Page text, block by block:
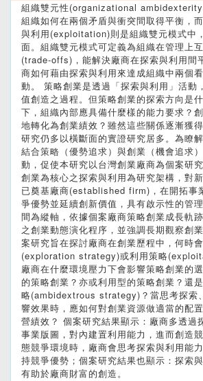
組織雙元性(organizational
組織如何在兩個矛盾與衝突間取得平衡，
與利用(exploitation)則是組織雙元模式中
面。組織雙元模式可定義為組織在管理上
(trade-offs)，能解決廠商在探索與利用間
商如何藉由探索與利用來達成組織中兩個
動。 策略創業是透過「探索與利用」活動
值創造之過程。但策略創業的探索方向是
下，組織內部應具備什麼樣的能力要求？
地轉化為創業績效？雖然這些關係逐漸獲
研究仍多以橫斷面的實證研究居多。為瞭
結合策略（優勢追求）與創業（機會追求
動，促使本研究以台灣創業廠商為個案研
創業為核心之探索與利用為研究架構，對
已奠基廠商(established firm)，在開拓事
爭優勢並延續創新價值，具有啟示性的管
間為縱軸，依據個案廠商策略創業成長軌
之創業動態演化程序，並強調長期觀察創
案研究旨在探討廠商在創業歷程中，何時
(exploration strategy)或利用策略
廠商在什麼環境壓力下會影響策略創業的
的策略創業？亦或利用型的策略創業？還
略(ambidextrous strategy)？當思考探索
響效果時，應如何對創業資源做適當的配
營績效？ 個案研究結果顯示：廠商多透過
事業版圖，對內建置利用能力，進而創造
態競爭環境時，廠商會思考探索與利用能
持競爭優勢；個案研究結果也顯示：探索
有助於廠商財富的創造。